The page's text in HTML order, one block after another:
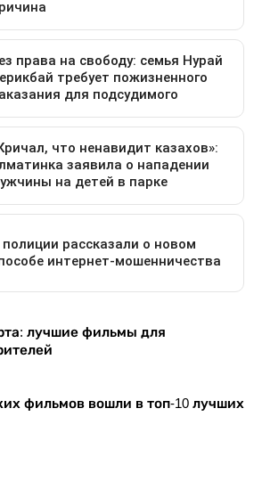
лучшие фильмы для
фильмов вошли в топ-10 лучших